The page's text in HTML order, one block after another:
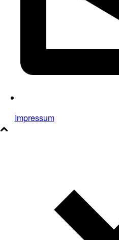
Impressum